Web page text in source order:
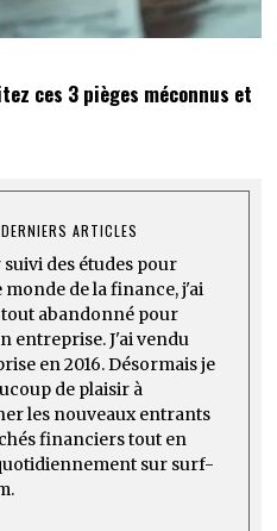
ces 3 pièges méconnus et
DERNIERS ARTICLES
des études pour
de la finance, j'ai
abandonné pour
entreprise. J'ai vendu
en 2016. Désormais je
de plaisir à
les nouveaux entrants
financiers tout en
sur surf-